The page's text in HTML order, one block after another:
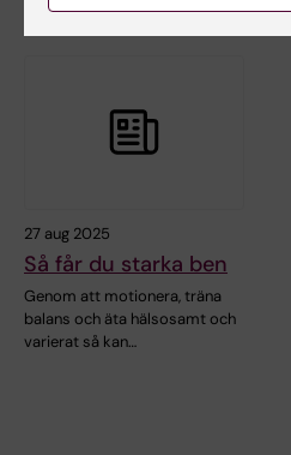
27 aug 2025
Så får du starka ben
Genom att motionera, träna
balans och äta hälsosamt och
varierat så kan…